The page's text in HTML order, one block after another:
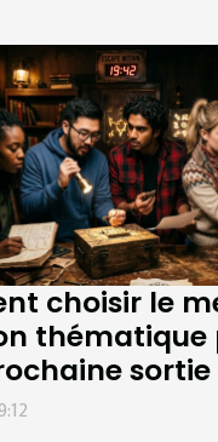
choisir le
thématique
sortie